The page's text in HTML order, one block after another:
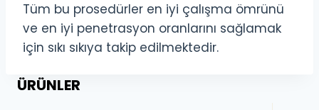
Tüm bu prosedürler en iyi çalışma ömrünü
ve en iyi penetrasyon oranlarını sağlamak
için sıkı sıkıya takip edilmektedir.
ÜRÜNLER